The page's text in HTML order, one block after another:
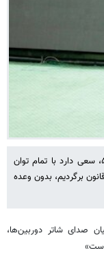
پزشکیان در رقابتی که معروف شده به یک در برابر ۵، سعی دارد با تمام توان
برگردیم، بدون وعده
صدای شاتر دوربین‌ها،